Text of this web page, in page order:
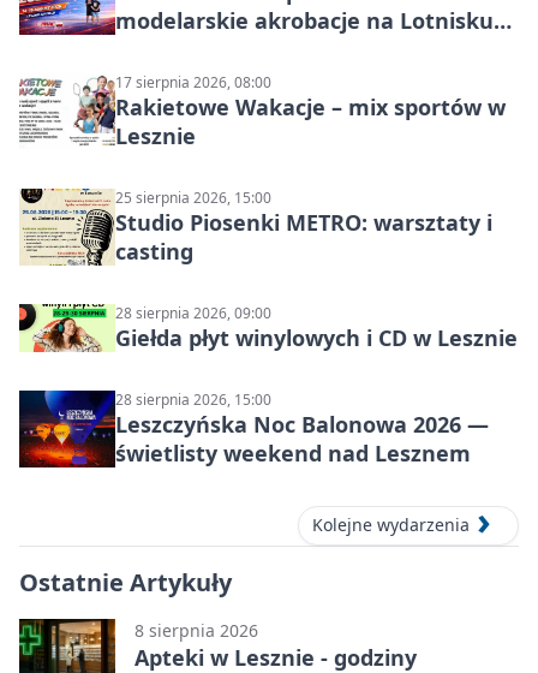
modelarskie akrobacje na Lotnisku
17 sierpnia 2026, 08:00
Rakietowe Wakacje – mix sportów w
Lesznie
25 sierpnia 2026, 15:00
Studio Piosenki METRO: warsztaty i
casting
28 sierpnia 2026, 09:00
Giełda płyt winylowych i CD w Lesznie
28 sierpnia 2026, 15:00
Leszczyńska Noc Balonowa 2026 —
świetlisty weekend nad Lesznem
Kolejne wydarzenia
Ostatnie Artykuły
8 sierpnia 2026
Apteki w Lesznie - godziny